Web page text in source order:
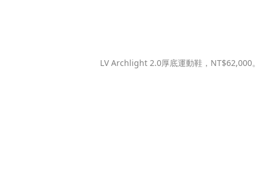
LV Archlight 2.0厚底運動鞋，NT$62,000